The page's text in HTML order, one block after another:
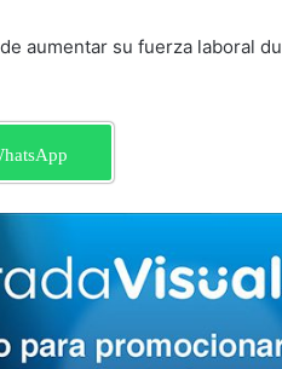
aumentar su fuerza laboral